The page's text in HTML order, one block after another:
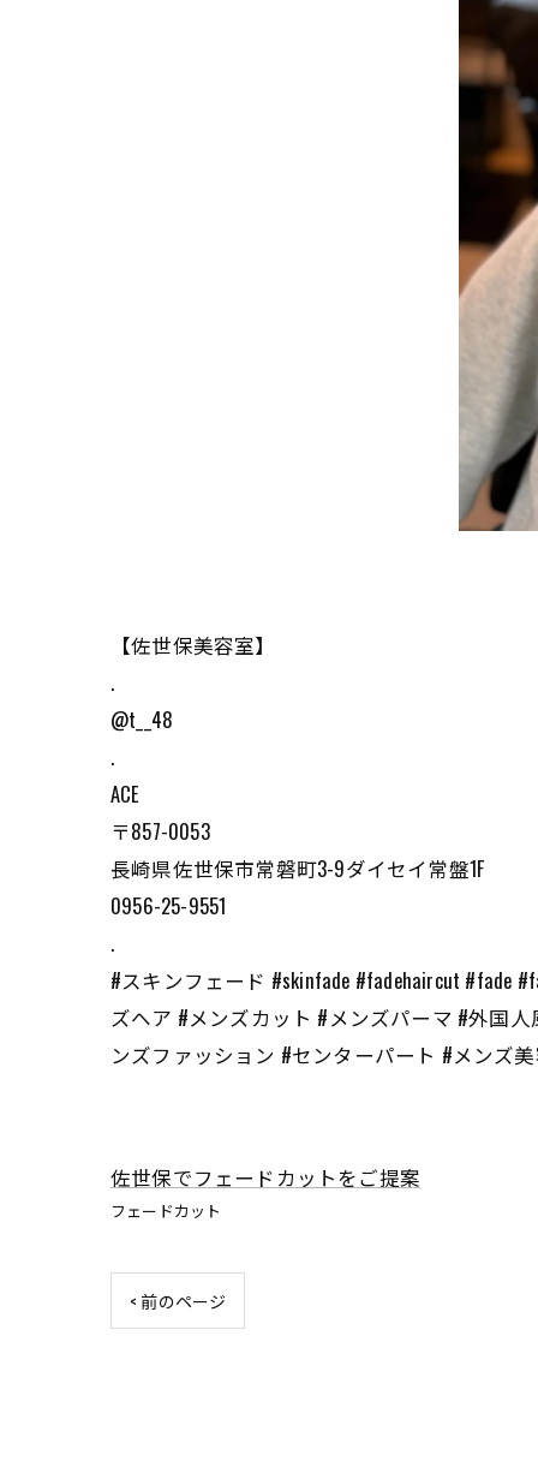
【佐世保美容室】
.
@t__48
.
ACE
〒857-0053
長崎県佐世保市常磐町3-9ダイセイ常盤1F
0956-25-9551
.
#スキンフェード #skinfade #fadehaircut #fade
ズヘア #メンズカット #メンズパーマ #外国
ンズファッション #センターパート #メンズ
佐世保でフェードカットをご提案
フェードカット
< 前のページ